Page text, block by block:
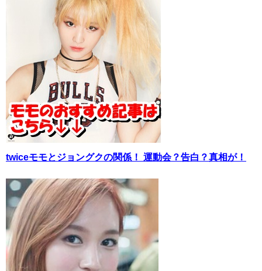
twiceモモとジョングクの関係！ 運動会？告白？真相が！